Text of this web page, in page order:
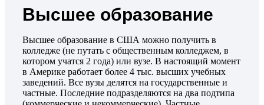
Высшее образование
Высшее образование в США можно получить в
колледже (не путать с общественным колледжем, в
котором учатся 2 года) или вузе. В настоящий момент
в Америке работает более 4 тыс. высших учебных
заведений. Все вузы делятся на государственные и
частные. Последние подразделяются на два подтипа